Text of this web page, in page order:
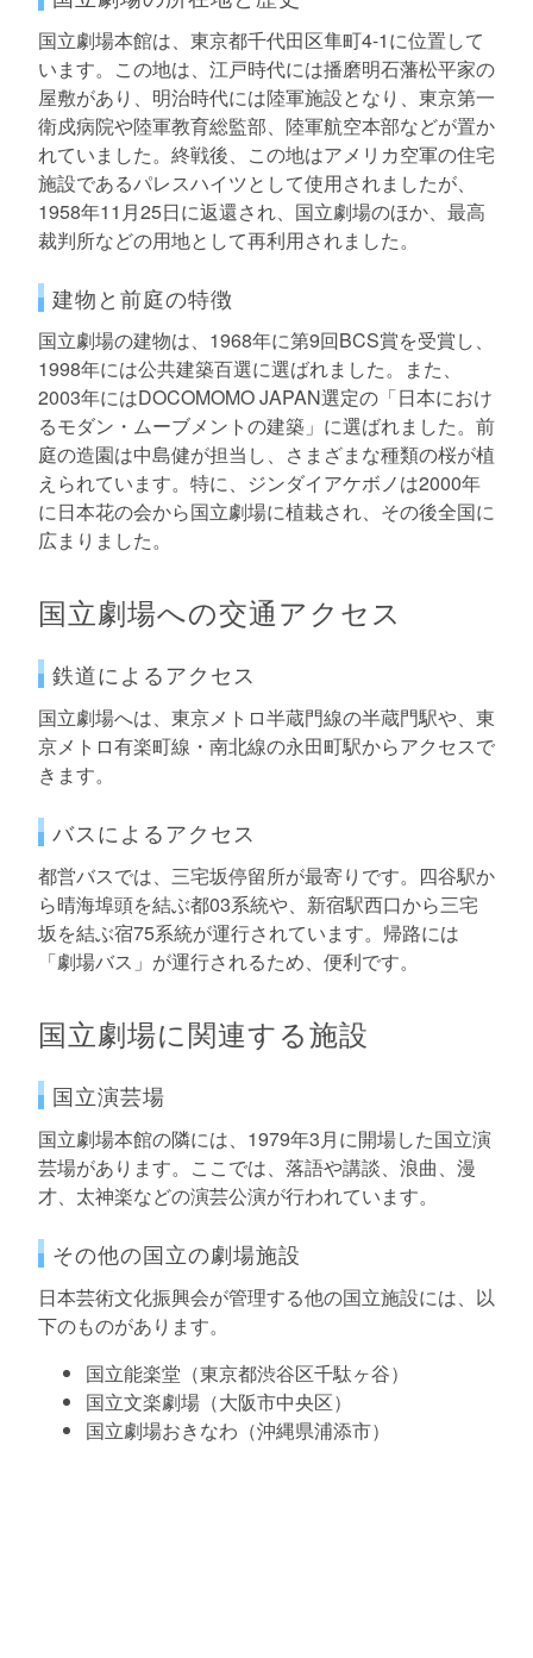
国立劇場本館は、東京都千代田区隼町4-1に位置して
います。この地は、江戸時代には播磨明石藩松平家の
屋敷があり、明治時代には陸軍施設となり、東京第一
衛戍病院や陸軍教育総監部、陸軍航空本部などが置か
れていました。終戦後、この地はアメリカ空軍の住宅
施設であるパレスハイツとして使用されましたが、
1958年11月25日に返還され、国立劇場のほか、最高
裁判所などの用地として再利用されました。
建物と前庭の特徴
国立劇場の建物は、1968年に第9回BCS賞を受賞し、
1998年には公共建築百選に選ばれました。また、
2003年にはDOCOMOMO JAPAN選定の「日本におけ
るモダン・ムーブメントの建築」に選ばれました。前
庭の造園は中島健が担当し、さまざまな種類の桜が植
えられています。特に、ジンダイアケボノは2000年
に日本花の会から国立劇場に植栽され、その後全国に
広まりました。
国立劇場への交通アクセス
鉄道によるアクセス
国立劇場へは、東京メトロ半蔵門線の半蔵門駅や、東
京メトロ有楽町線・南北線の永田町駅からアクセスで
きます。
バスによるアクセス
都営バスでは、三宅坂停留所が最寄りです。四谷駅か
ら晴海埠頭を結ぶ都03系統や、新宿駅西口から三宅
坂を結ぶ宿75系統が運行されています。帰路には
「劇場バス」が運行されるため、便利です。
国立劇場に関連する施設
国立演芸場
国立劇場本館の隣には、1979年3月に開場した国立演
芸場があります。ここでは、落語や講談、浪曲、漫
才、太神楽などの演芸公演が行われています。
その他の国立の劇場施設
日本芸術文化振興会が管理する他の国立施設には、以
下のものがあります。
国立能楽堂（東京都渋谷区千駄ヶ谷）
国立文楽劇場（大阪市中央区）
国立劇場おきなわ（沖縄県浦添市）